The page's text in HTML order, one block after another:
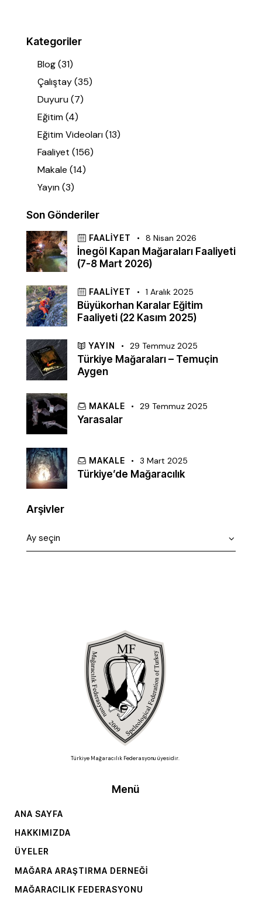
Kategoriler
Blog(31)
Çalıştay(35)
Duyuru(7)
Eğitim(4)
Eğitim Videoları(13)
Faaliyet (156)
Makale (14)
Yayın(3)
Son Gönderiler
FAALIYET 8 Nisan 2026
İnegöl Kapan Mağaraları Faaliyeti
(7-8 Mart 2026)
FAALIYET 1 Aralık 2025
Büyükorhan Karalar Eğitim
Faaliyeti (22 Kasım 2025)
YAYIN 29 Temmuz 2025
Türkiye Mağaraları – Temuçin
Aygen
MAKALE 29 Temmuz 2025
Yarasalar
MAKALE 3 Mart 2025
Türkiye’de Mağaracılık
Arşivler
Türkiye Mağaracılık Federasyonu üyesidir.
Menü
ANA SAYFA
HAKKIMIZDA
ÜYELER
MAĞARA ARAŞTIRMA DERNEĞI
MAĞARACILIK FEDERASYONU